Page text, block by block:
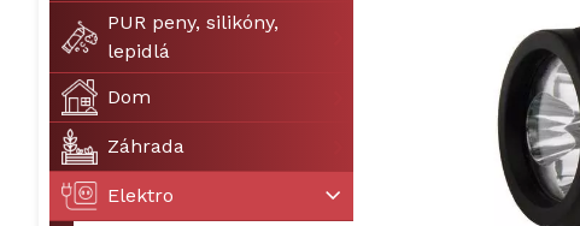
PUR peny, silikóny,
lepidlá
Dom
Záhrada
Elektro